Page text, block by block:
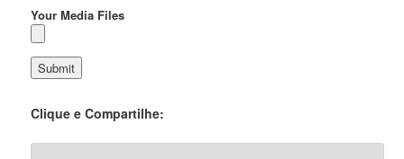
Your Media Files
Clique e Compartilhe: